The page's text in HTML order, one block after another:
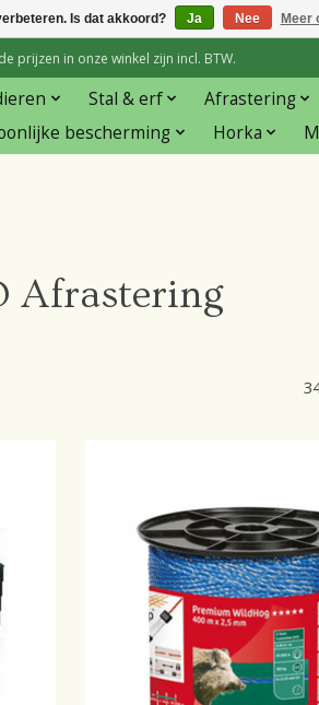
prijzen in onze winkel zijn incl. BTW.
Stal & erf
Afrastering
bescherming Horka
Afrastering
Is dat akkoord? Ja Nee Meer